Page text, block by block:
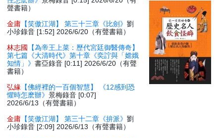
聲書籍）
金庸 【笑傲江湖】 第三十三章《比劍》劉
小珍錄音 [1:52] 2026/6/20（有聲書籍）
林志國
【為帝王上菜：歷代宮廷御醫傳奇】
第七篇《大清時代》第十章《奕詝與「嫦娥
知情」》書亞錄音 [0:11] 2026/6/20（有聲
書籍）
弘緣 【佛經裡的一百個智慧】 《12感到恐
懼時怎麽辦》景梅錄音 [0:07]
2026/6/13（有聲書籍）
金庸 【笑傲江湖】 第三十二章《拚派》劉
小珍錄音 [2:09] 2026/6/13（有聲書籍）